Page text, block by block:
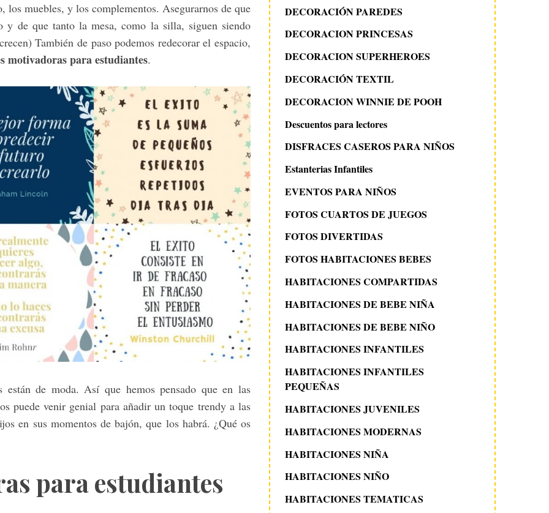
los muebles, y los complementos. Asegurarnos de que
y de que tanto la mesa, como la silla, siguen siendo
También de paso podemos redecorar el espacio,
motivadoras para estudiantes.
de moda. Así que hemos pensado que en las
puede venir genial para añadir un toque trendy a las
en sus momentos de bajón, que los habrá. ¿Qué os
para estudiantes
DECORACIÓN PAREDES
DECORACION PRINCESAS
DECORACION SUPERHEROES
DECORACIÓN TEXTIL
DECORACION WINNIE DE POOH
Descuentos para lectores
DISFRACES CASEROS PARA NIÑOS
Estanterias Infantiles
EVENTOS PARA NIÑOS
FOTOS CUARTOS DE JUEGOS
FOTOS DIVERTIDAS
FOTOS HABITACIONES BEBES
HABITACIONES COMPARTIDAS
HABITACIONES DE BEBE NIÑA
HABITACIONES DE BEBE NIÑO
HABITACIONES INFANTILES
HABITACIONES INFANTILES
PEQUEÑAS
HABITACIONES JUVENILES
HABITACIONES MODERNAS
HABITACIONES NIÑA
HABITACIONES NIÑO
HABITACIONES TEMATICAS